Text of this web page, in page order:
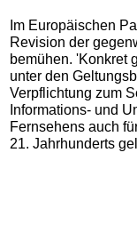
Im Europäischen
Revision der
bemühen. 'Konkret
unter den
Verpflichtung zum
Informations- und
Fernsehens auch
21. Jahrhunderts